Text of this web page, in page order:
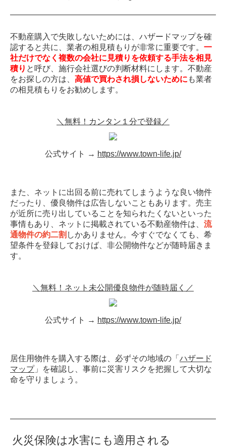
不動産購入で失敗しないためには、ハザードマップを確
認すると共に、業者の相見積もりが非常に重要です。 一
社だけでなく複数の会社に見積りを依頼する手法を相見
積り と呼び、施行会社選びの判断材料にします。不動産
をお探しの方は、 高値で買わされ損しないために も業者
の相見積もりをお勧めします。
＼無料！カンタン１分で登録／
公式サイト → https://www.town-life.jp/
また、ネットに出回る前に売れてしまうような良い物件
だったり、優良物件は広告しないこともあります。売主
が近所に売り出していることを知られたくないといった
事情もあり、ネットに掲載されている不動産物件は、 流
通物件の約二割 しかありません。今すぐでなくても、希
望条件を登録しておけば、非公開物件などが随時届きま
す。
＼無料！ネット未公開優良物件が随時届く／
公式サイト → https://www.town-life.jp/
居住用物件を購入する際は、必ずその地域の「 ハザード
マップ」を確認し、事前に災害リスクを把握して大切な
命を守りましょう。
火災保険は水害にも適用される